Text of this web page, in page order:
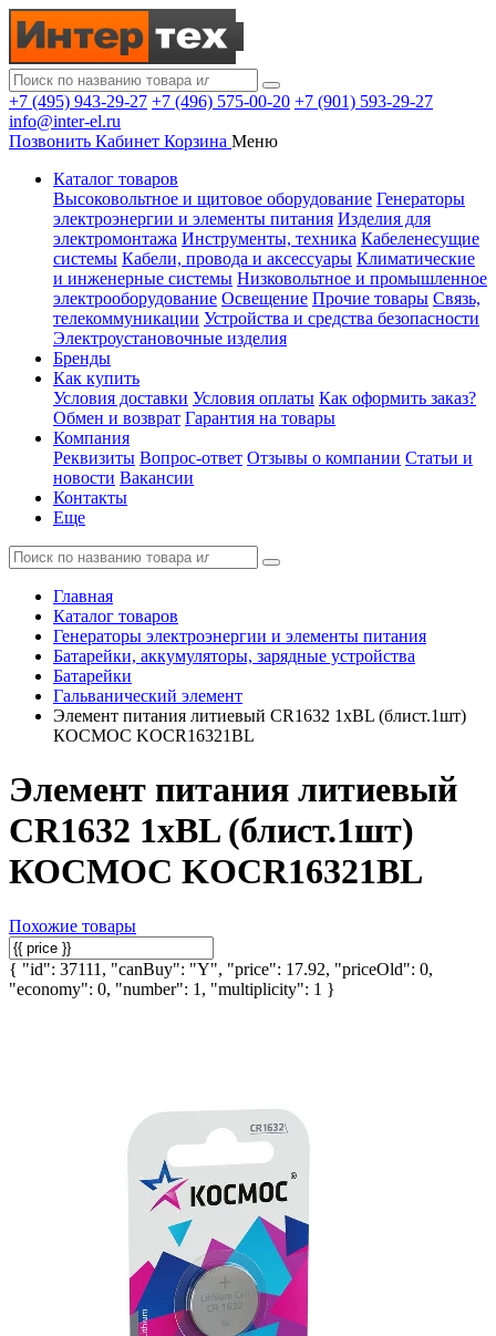
+7 (495) 943-29-27 +7 (496) 575-00-20 +7 (901) 593-29-27
info@inter-el.ru
Позвонить Кабинет Корзина Меню
Каталог товаров
Высоковольтное и щитовое оборудование Генераторы
электроэнергии и элементы питания Изделия для
электромонтажа Инструменты, техника Кабеленесущие
системы Кабели, провода и аксессуары Климатические
и инженерные системы Низковольтное и промышленное
электрооборудование Освещение Прочие товары Связь,
телекоммуникации Устройства и средства безопасности
Электроустановочные изделия
Бренды
Как купить
Условия доставки Условия оплаты Как оформить заказ?
Обмен и возврат Гарантия на товары
Компания
Реквизиты Вопрос-ответ Отзывы о компании Статьи и
новости Вакансии
Контакты
Еще
Главная
Каталог товаров
Генераторы электроэнергии и элементы питания
Батарейки, аккумуляторы, зарядные устройства
Батарейки
Гальванический элемент
Элемент питания литиевый CR1632 1хBL (блист.1шт)
КОСМОС KOCR16321BL
Элемент питания литиевый
CR1632 1хBL (блист.1шт)
КОСМОС KOCR16321BL
Похожие товары
{ "id": 37111, "canBuy": "Y", "price": 17.92, "priceOld": 0,
"economy": 0, "number": 1, "multiplicity": 1 }